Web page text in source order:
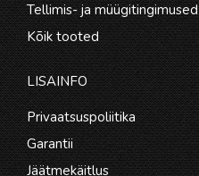
Tellimis- ja müügitingimused
Kõik tooted
LISAINFO
Privaatsuspoliitika
Garantii
Jäätmekäitlus